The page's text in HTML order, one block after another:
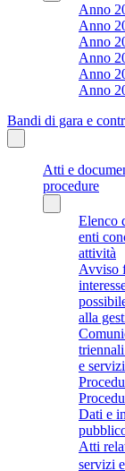
Anno
Anno
Anno
Anno
Anno
Anno
Bandi di gara e
Atti e
procedure
Elenco
enti
attività
Avviso
alla
e servizi
Dati e
Atti
servizi